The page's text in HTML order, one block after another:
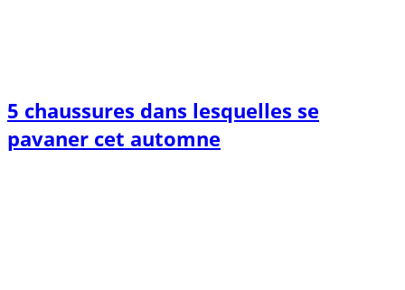
5 chaussures dans lesquelles se
pavaner cet automne